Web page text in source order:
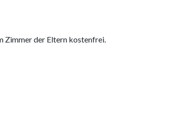
Zimmer der Eltern kostenfrei.